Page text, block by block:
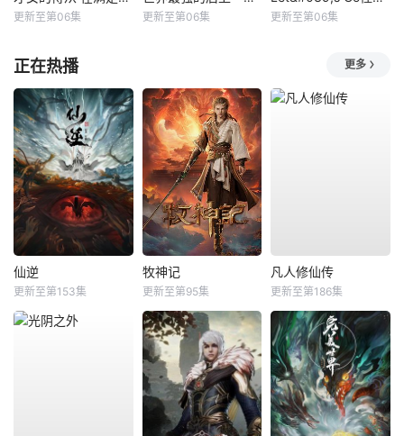
更新至第06集 更新至第06集 更新至第06集
正在热播 更多
仙逆
更新至第153集
牧神记
更新至第95集
凡人修仙传
更新至第186集